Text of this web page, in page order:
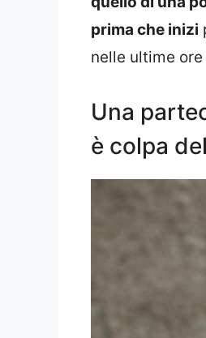
prima che inizi
nelle ultime
Una
è colpa